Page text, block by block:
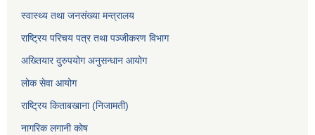
स्वास्थ्य तथा जनसंख्या मन्त्रालय
राष्ट्रिय परिचय पत्र तथा पञ्जीकरण विभाग
अख्तियार दुरुपयोग अनुसन्धान आयोग
लोक सेवा आयोग
राष्ट्रिय किताबखाना (निजामती)
नागरिक लगानी कोष